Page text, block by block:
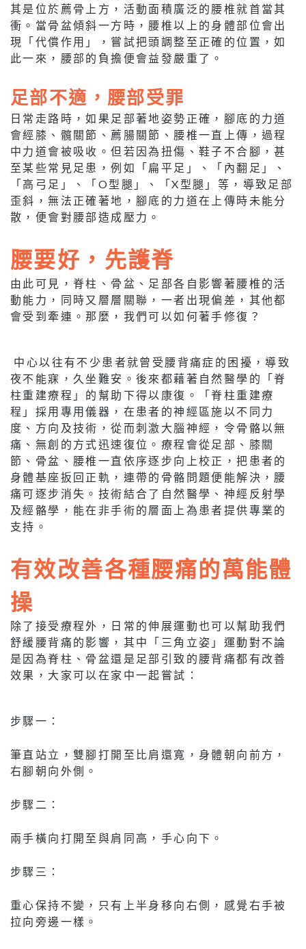
其是位於薦骨上方，活動面積廣泛的腰椎就首當其
衝。當骨盆傾斜一方時，腰椎以上的身體部位會出
現「代償作用」，嘗試把頭調整至正確的位置，如
此一來，腰部的負擔便會益發嚴重了。
足部不適，腰部受罪
日常走路時，如果足部著地姿勢正確，腳底的力道
會經膝、髖關節、薦腸關節、腰椎一直上傳，過程
中力道會被吸收。但若因為扭傷、鞋子不合腳，甚
至某些常見足患，例如「扁平足」、「內翻足」、
「高弓足」、「O型腿」、「X型腿」等，導致足部
歪斜，無法正確著地，腳底的力道在上傳時未能分
散，便會對腰部造成壓力。
腰要好，先護脊
由此可見，脊柱、骨盆、足部各自影響著腰椎的活
動能力，同時又層層關聯，一者出現偏差，其他都
會受到牽連。那麼，我們可以如何著手修復？
中心以往有不少患者就曾受腰背痛症的困擾，導致
夜不能寐，久坐難安。後來都藉著自然醫學的「脊
柱重建療程」的幫助下得以康復。「脊柱重建療
程」採用專用儀器，在患者的神經區施以不同力
度、方向及技術，從而刺激大腦神經，令骨骼以無
痛、無創的方式迅速復位。療程會從足部、膝關
節、骨盆、腰椎一直依序逐步向上校正，把患者的
身體基座扳回正軌，連帶的骨骼問題便能解決，腰
痛可逐步消失。技術結合了自然醫學、神經反射學
及經骼學，能在非手術的層面上為患者提供專業的
支持。
有效改善各種腰痛的萬能體
操
除了接受療程外，日常的伸展運動也可以幫助我們
舒緩腰背痛的影響，其中「三角立姿」運動對不論
是因為脊柱、骨盆還是足部引致的腰背痛都有改善
效果，大家可以在家中一起嘗試：
步驟一：
筆直站立，雙腳打開至比肩還寬，身體朝向前方，
右腳朝向外側。
步驟二：
兩手橫向打開至與肩同高，手心向下。
步驟三：
重心保持不變，只有上半身移向右側，感覺右手被
拉向旁邊一樣。